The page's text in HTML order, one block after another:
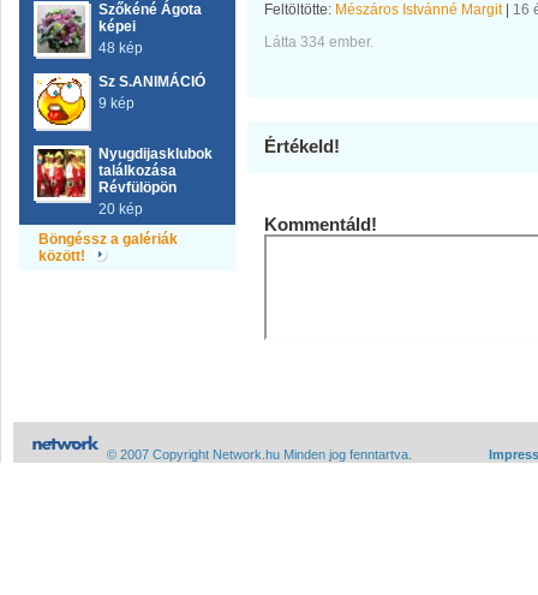
Szőkéné Ágota
képei
48 kép
Sz S.ANIMÁCIÓ
9 kép
Nyugdijasklubok
találkozása
Révfülöpön
20 kép
Böngéssz a galériák
között!
Feltöltötte: Mészáros Istvánné Margit| 16
Látta 334 ember.
Értékeld!
Kommentáld!
© 2007 Copyright Network.hu Minden jog fenntartva.